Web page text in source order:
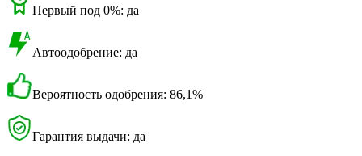
Первый под 0%: да
Автоодобрение: да
Вероятность одобрения: 86,1%
Гарантия выдачи: да